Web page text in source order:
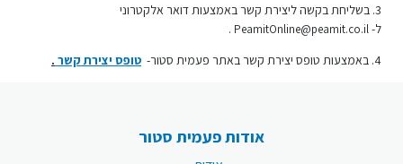
3. בשליחת בקשה ליצירת קשר באמצעות דואר אלקטרוני
ל-PeamitOnline@peamit.co.il .
4. באמצעות טופס יצירת קשר באתר פעמית סטור- טופס יצירת קשר .
אודות פעמית סטור